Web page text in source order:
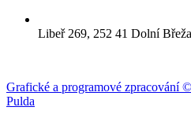
Libeř 269, 252 41 Dolní
Grafické a programové zpracování
Pulda